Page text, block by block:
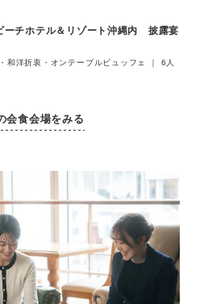
ーチホテル＆リゾート沖縄内 披露宴
和洋折衷・オンテーブルビュッフェ ｜ 6人
会食会場をみる